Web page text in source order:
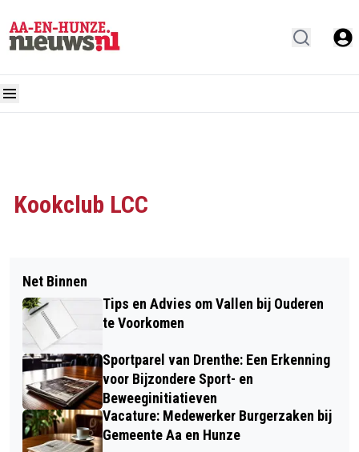
Kookclub LCC
Net Binnen
Tips en Advies om Vallen bij Ouderen
te Voorkomen
Sportparel van Drenthe: Een Erkenning
voor Bijzondere Sport- en
Beweeginitiatieven
Vacature: Medewerker Burgerzaken bij
Gemeente Aa en Hunze